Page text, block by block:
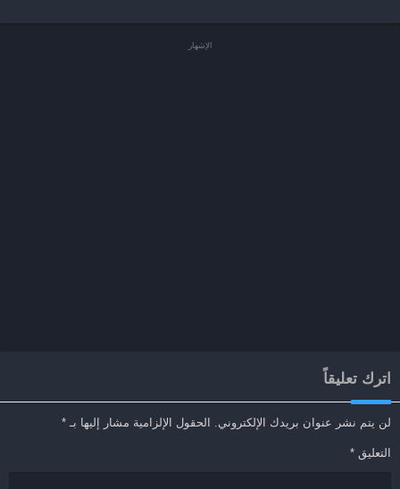
الإشهار
اترك تعليقاً
لن يتم نشر عنوان بريدك الإلكتروني. الحقول الإلزامية مشار إليها بـ *
التعليق *